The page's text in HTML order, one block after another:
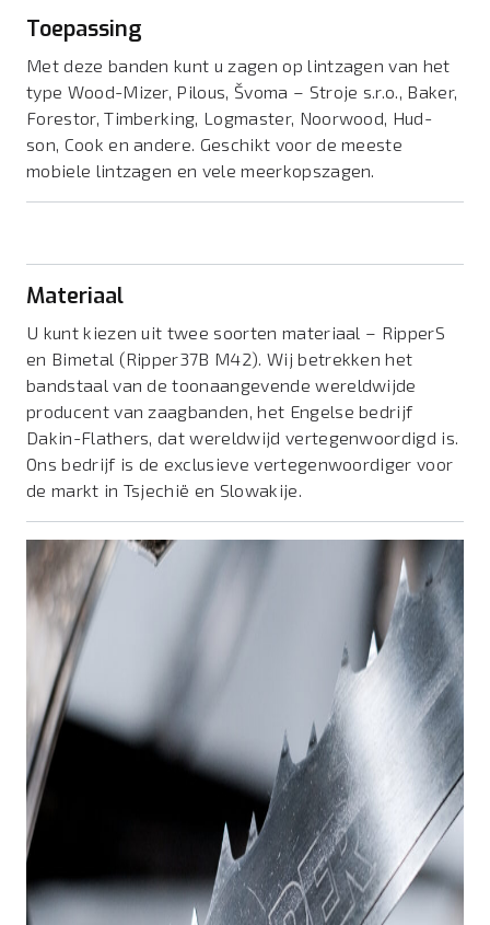
Toepassing
Met deze banden kunt u zagen op lintzagen van het
type Wood-Mizer, Pilous, Švoma – Stroje s.r.o., Baker,
Forestor, Timberking, Logmaster, Noorwood, Hud-
son, Cook en andere. Geschikt voor de meeste
mobiele lintzagen en vele meerkopszagen.
Materiaal
U kunt kiezen uit twee soorten materiaal – RipperS
en Bimetal (Ripper37B M42). Wij betrekken het
bandstaal van de toonaangevende wereldwijde
producent van zaagbanden, het Engelse bedrijf
Dakin-Flathers, dat wereldwijd vertegenwoordigd is.
Ons bedrijf is de exclusieve vertegenwoordiger voor
de markt in Tsjechië en Slowakije.